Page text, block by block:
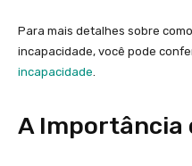
Para mais detalhes sobre
incapacidade, você pode
incapacidade.
A Importância